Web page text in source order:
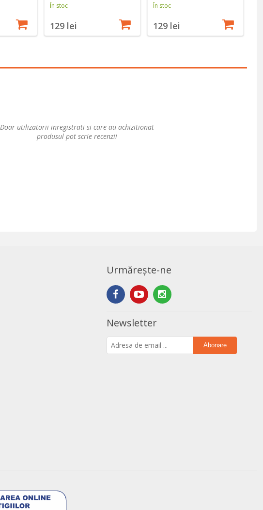
În stoc
129 lei
În stoc
129 lei
Doar utilizatorii inregistrati si care au achizitionat
produsul pot scrie recenzii
Urmărește-ne
Newsletter
Abonare